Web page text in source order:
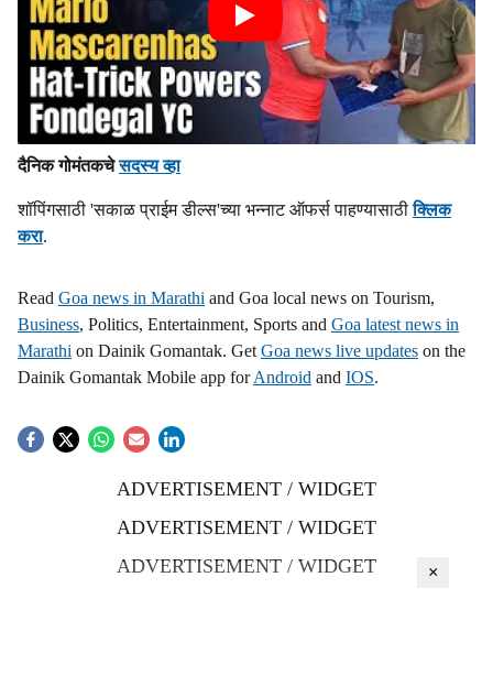
दैनिक गोमंतकचेसदस्य व्हा
शॉपिंगसाठी 'सकाळ प्राईम डील्स'च्या भन्नाट ऑफर्स पाहण्यासाठीक्लिक
करा.
Read Goa news in Marathi and Goa local news on Tourism,
Business, Politics, Entertainment, Sports and Goa latest news in
Marathi on Dainik Gomantak. Get Goa news live updates on the
Dainik Gomantak Mobile app forAndroid and IOS.
ADVERTISEMENT / WIDGET
ADVERTISEMENT / WIDGET
ADVERTISEMENT / WIDGET
×